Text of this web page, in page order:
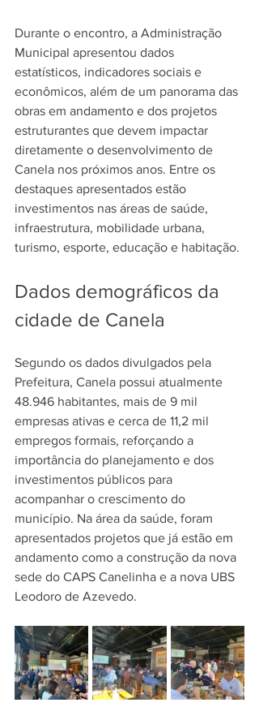
Durante o encontro, a Administração
Municipal apresentou dados
estatísticos, indicadores sociais e
econômicos, além de um panorama das
obras em andamento e dos projetos
estruturantes que devem impactar
diretamente o desenvolvimento de
Canela nos próximos anos. Entre os
destaques apresentados estão
investimentos nas áreas de saúde,
infraestrutura, mobilidade urbana,
turismo, esporte, educação e habitação.
Dados demográficos da
cidade de Canela
Segundo os dados divulgados pela
Prefeitura, Canela possui atualmente
48.946 habitantes, mais de 9 mil
empresas ativas e cerca de 11,2 mil
empregos formais, reforçando a
importância do planejamento e dos
investimentos públicos para
acompanhar o crescimento do
município. Na área da saúde, foram
apresentados projetos que já estão em
andamento como a construção da nova
sede do CAPS Canelinha e a nova UBS
Leodoro de Azevedo.